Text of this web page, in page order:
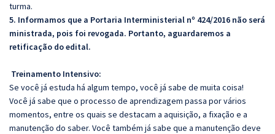
turma.
5. Informamos que a Portaria Interministerial nº 424/2016 não será
ministrada, pois foi revogada. Portanto, aguardaremos a
retificação do edital.
Treinamento Intensivo:
Se você já estuda há algum tempo, você já sabe de muita coisa!
Você já sabe que o processo de aprendizagem passa por vários
momentos, entre os quais se destacam a aquisição, a fixação e a
manutenção do saber. Você também já sabe que a manutenção deve